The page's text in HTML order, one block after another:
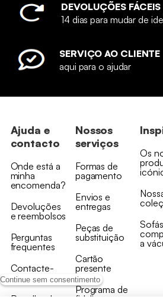
Continue sem consentimento
DEVOLUÇÕES FÁCEIS
14 dias para mudar de
SERVIÇO AO CLIENTE
aqui para o ajudar
Ajuda e
contacto
Onde está a
minha
encomenda?
Devoluções
e reembolsos
Perguntas
frequentes
Contacte-
nos
Recolha de
Nossos
serviços
Formas de
pagamento
Envios e
entregas
Peças de
substituição
Cartão
presente
Programa de
fidelizaçao
Os
Sofás
a